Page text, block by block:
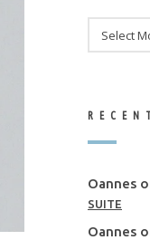
Oannes
SUITE
Oannes